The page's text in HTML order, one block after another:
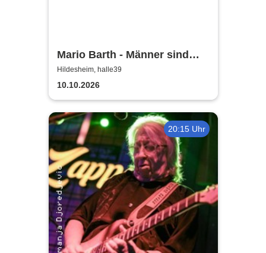
Mario Barth - Männer sind
nichts ohne die Frauen
Hildesheim, halle39
10.10.2026
20:15 Uhr